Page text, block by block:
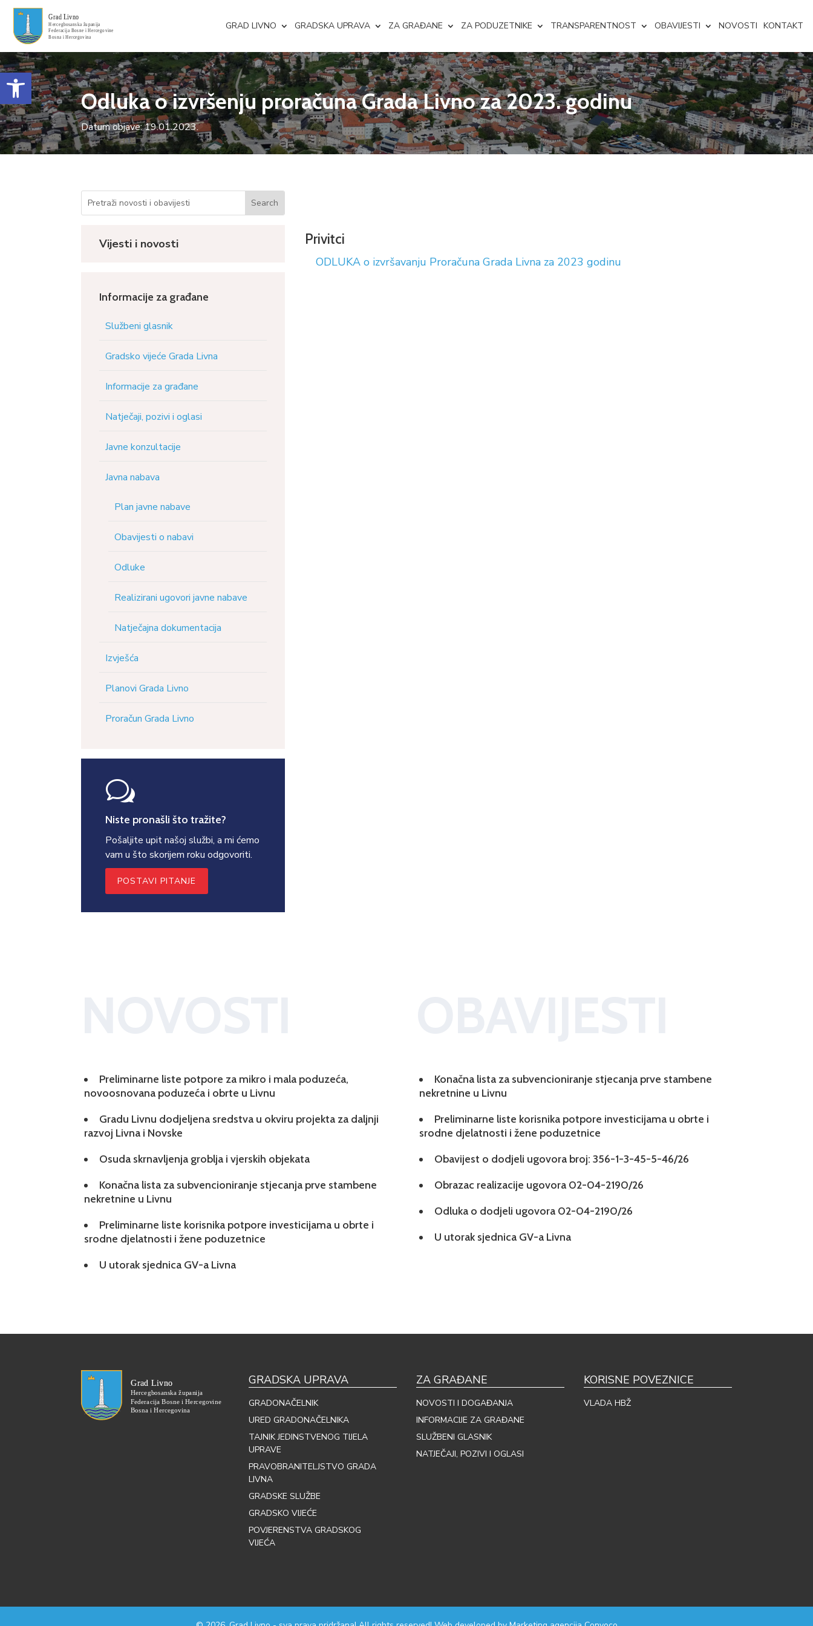
Open toolbar
GRAD LIVNO GRADSKA UPRAVA ZA GRAĐANE ZA PODUZETNIKE TRANSPARENTNOST OBAVIJESTI NOVOSTI KONTAKT
Odluka o izvršenju proračuna Grada Livno za 2023. godinu
Datum objave: 19.01.2023.
Vijesti i novosti
Informacije za građane
Službeni glasnik
Gradsko vijeće Grada Livna
Informacije za građane
Natječaji, pozivi i oglasi
Javne konzultacije
Javna nabava
Plan javne nabave
Obavijesti o nabavi
Odluke
Realizirani ugovori javne nabave
Natječajna dokumentacija
Izvješća
Planovi Grada Livno
Proračun Grada Livno
w
Niste pronašli što tražite?
Pošaljite upit našoj službi, a mi ćemo
vam u što skorijem roku odgovoriti.
POSTAVI PITANJE
Privitci
ODLUKA o izvršavanju Proračuna Grada Livna za 2023 godinu
Preliminarne liste potpore za mikro i mala poduzeća,
novoosnovana poduzeća i obrte u Livnu
Gradu Livnu dodjeljena sredstva u okviru projekta za daljnji
razvoj Livna i Novske
Osuda skrnavljenja groblja i vjerskih objekata
Konačna lista za subvencioniranje stjecanja prve stambene
nekretnine u Livnu
Preliminarne liste korisnika potpore investicijama u obrte i
srodne djelatnosti i žene poduzetnice
U utorak sjednica GV-a Livna
Konačna lista za subvencioniranje stjecanja prve stambene
nekretnine u Livnu
Preliminarne liste korisnika potpore investicijama u obrte i
srodne djelatnosti i žene poduzetnice
Obavijest o dodjeli ugovora broj: 356-1-3-45-5-46/26
Obrazac realizacije ugovora 02-04-2190/26
Odluka o dodjeli ugovora 02-04-2190/26
U utorak sjednica GV-a Livna
GRADSKA UPRAVA
GRADONAČELNIK
URED GRADONAČELNIKA
TAJNIK JEDINSTVENOG TIJELA
UPRAVE
PRAVOBRANITELJSTVO GRADA
LIVNA
GRADSKE SLUŽBE
GRADSKO VIJEĆE
POVJERENSTVA GRADSKOG
VIJEĆA
ZA GRAĐANE
NOVOSTI I DOGAĐANJA
INFORMACIJE ZA GRAĐANE
SLUŽBENI GLASNIK
NATJEČAJI, POZIVI I OGLASI
KORISNE POVEZNICE
VLADA HBŽ